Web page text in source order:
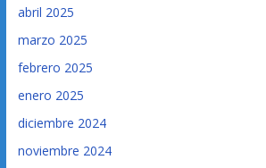
abril 2025
marzo 2025
febrero 2025
enero 2025
diciembre 2024
noviembre 2024